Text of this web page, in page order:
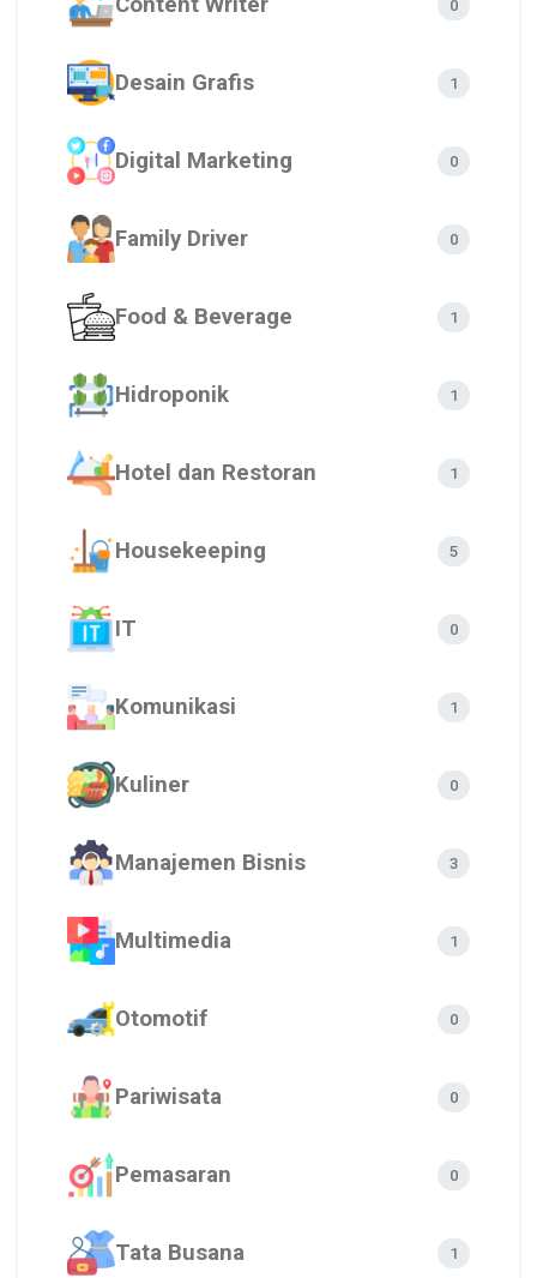
Content Writer 0
Desain Grafis 1
Digital Marketing 0
Family Driver 0
Food & Beverage 1
Hidroponik 1
Hotel dan Restoran 1
Housekeeping 5
IT 0
Komunikasi 1
Kuliner 0
Manajemen Bisnis 3
Multimedia 1
Otomotif 0
Pariwisata 0
Pemasaran 0
Tata Busana 1